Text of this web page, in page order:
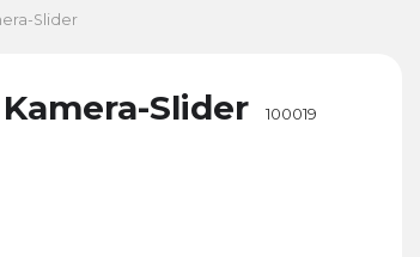
Slider
Slider 100019